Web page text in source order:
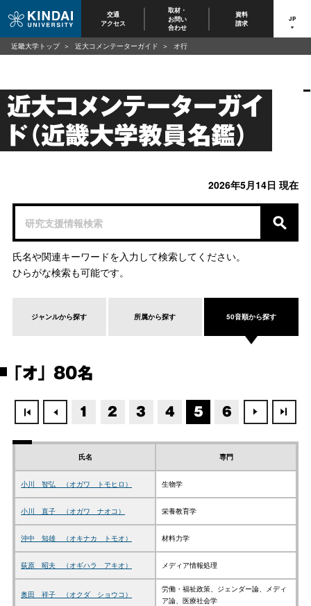
交通
アクセス
取材・
お問い
合わせ
資料
請求
JP
近大コメンテーターガイ
ド（近畿大学教員名鑑）
2026年5月14日 現在
氏名や関連キーワードを入力して検索してください。
ひらがな検索も可能です。
ジャンルから探す 所属から探す 50音順から探す
「オ」 80名
1 2 3 4 5 6
氏名 専門
小川 智弘 （オガワ トモヒロ） 生物学
小川 直子 （オガワ ナオコ） 栄養教育学
沖中 知雄 （オキナカ トモオ） 材料力学
荻原 昭夫 （オギハラ アキオ） メディア情報処理
奥田 祥子 （オクダ ショウコ）
労働・福祉政策、ジェンダー論、メディ
ア論、医療社会学
近畿大学トップ 近大コメンテーターガイド オ行